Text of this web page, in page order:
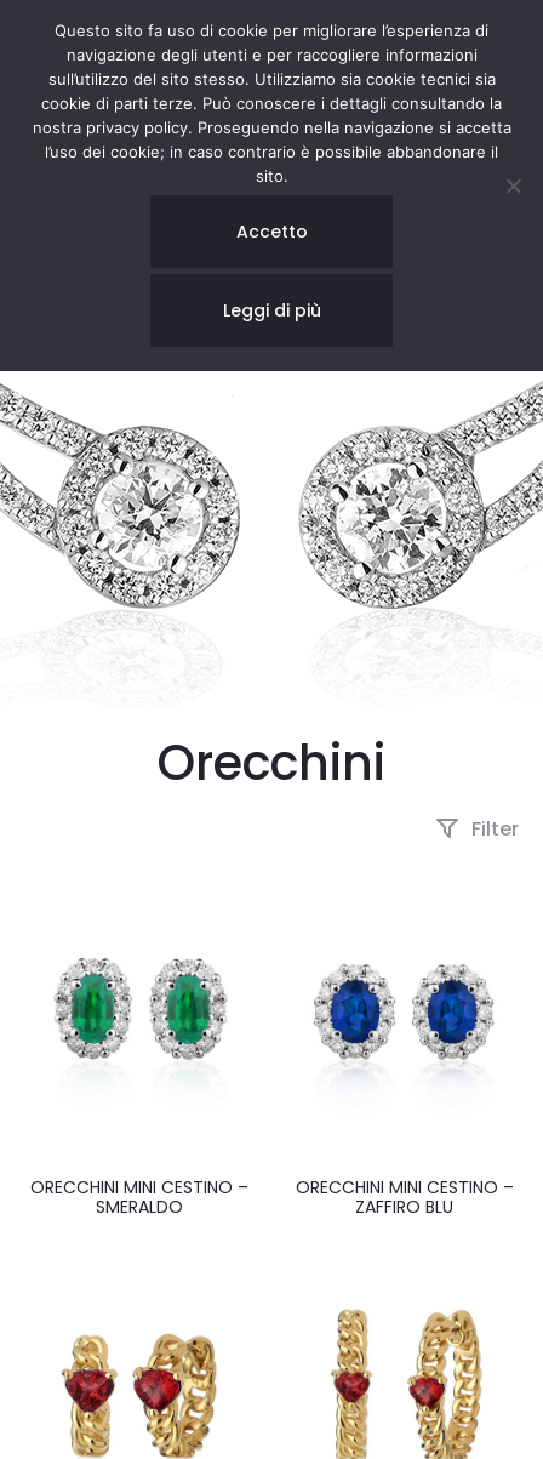
Orecchini
Filter
ORECCHINI MINI CESTINO –
SMERALDO
ORECCHINI MINI CESTINO –
ZAFFIRO BLU
Questo sito fa uso di cookie per migliorare l’esperienza di
navigazione degli utenti e per raccogliere informazioni
sull’utilizzo del sito stesso. Utilizziamo sia cookie tecnici sia
cookie di parti terze. Può conoscere i dettagli consultando la
nostra privacy policy. Proseguendo nella navigazione si accetta
l’uso dei cookie; in caso contrario è possibile abbandonare il
sito.
Accetto
Leggi di più